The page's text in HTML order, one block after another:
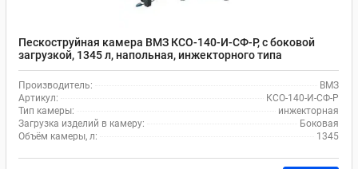
Пескоструйная камера ВМЗ КСО-140-И-СФ-Р, с боковой
загрузкой, 1345 л, напольная, инжекторного типа
Производитель:
ВМЗ
Артикул:
КСО-140-И-СФ-Р
Тип камеры:
инжекторная
Загрузка изделий в камеру:
Боковая
Объём камеры, л:
1345